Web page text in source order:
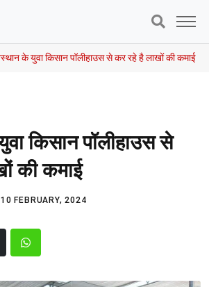
के युवा किसान पॉलीहाउस से कर रहे है लाखों की कमाई
किसान पॉलीहाउस से
की कमाई
10 FEBRUARY, 2024